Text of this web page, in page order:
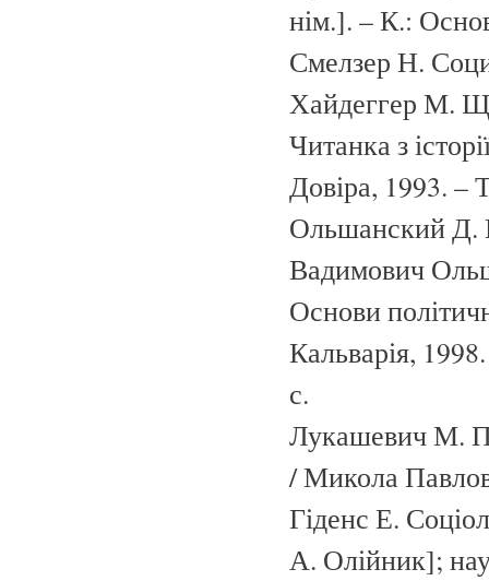
нім.]. – К.:
Смелзер Н.
Хайдеггер М.
Читанка з
Довіра, 1993. –
Ольшанский Д.
Вадимович
Основи
Кальварія,
с.
Лукашевич М. П.
/ Микола
Гіденс Е.
А. Олійник];